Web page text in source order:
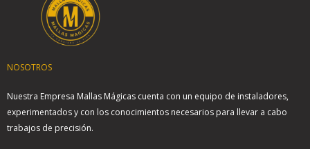
NOSOTROS
Nuestra Empresa Mallas Mágicas cuenta con un equipo de instaladores,
experimentados y con los conocimientos necesarios para llevar a cabo
trabajos de precisión.